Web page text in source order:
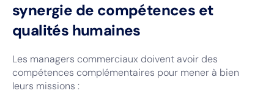
synergie de compétences et
qualités humaines
Les managers commerciaux doivent avoir des
compétences complémentaires pour mener à bien
leurs missions :